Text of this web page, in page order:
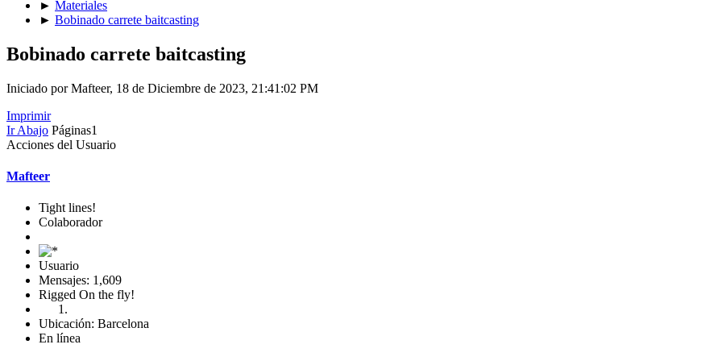
► Materiales
► Bobinado carrete baitcasting
Bobinado carrete baitcasting
Iniciado por Mafteer, 18 de Diciembre de 2023, 21:41:02 PM
Imprimir
Ir Abajo Páginas1
Acciones del Usuario
Mafteer
Tight lines!
Colaborador
Usuario
Mensajes: 1,609
Rigged On the fly!
Ubicación: Barcelona
En línea